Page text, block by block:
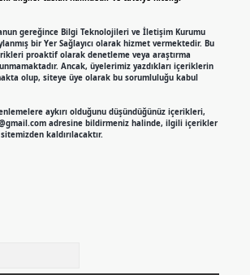
gereğince Bilgi Teknolojileri ve İletişim Kurumu
bir Yer Sağlayıcı olarak hizmet vermektedir. Bu
proaktif olarak denetleme veya araştırma
Ancak, üyelerimiz yazdıkları içeriklerin
olup, siteye üye olarak bu sorumluluğu kabul
aykırı olduğunu düşündüğünüz içerikleri,
adresine bildirmeniz halinde, ilgili içerikler
kaldırılacaktır.